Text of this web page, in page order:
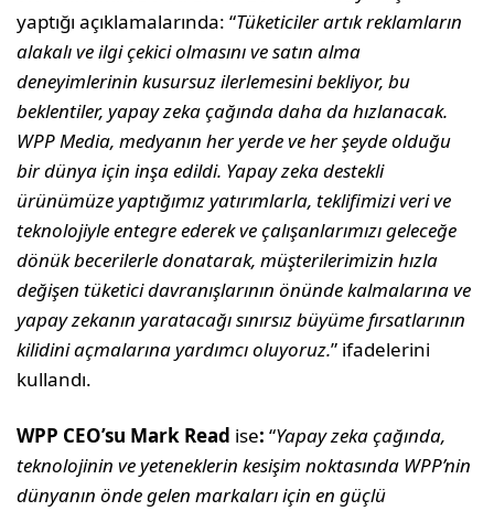
yaptığı açıklamalarında: “Tüketiciler artık reklamların
alakalı ve ilgi çekici olmasını ve satın alma
deneyimlerinin kusursuz ilerlemesini bekliyor, bu
beklentiler, yapay zeka çağında daha da hızlanacak.
WPP Media, medyanın her yerde ve her şeyde olduğu
bir dünya için inşa edildi. Yapay zeka destekli
ürünümüze yaptığımız yatırımlarla, teklifimizi veri ve
teknolojiyle entegre ederek ve çalışanlarımızı geleceğe
dönük becerilerle donatarak, müşterilerimizin hızla
değişen tüketici davranışlarının önünde kalmalarına ve
yapay zekanın yaratacağı sınırsız büyüme fırsatlarının
kilidini açmalarına yardımcı oluyoruz.” ifadelerini
kullandı.
WPP CEO’su Mark Read ise:“Yapay zeka çağında,
teknolojinin ve yeteneklerin kesişim noktasında WPP’nin
dünyanın önde gelen markaları için en güçlü